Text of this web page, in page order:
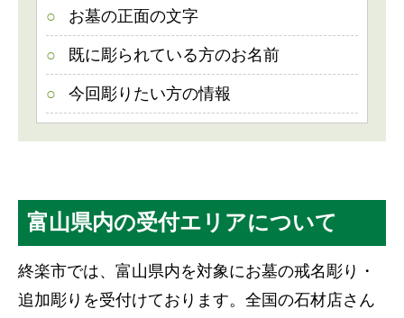
お墓の正面の文字
既に彫られている方のお名前
今回彫りたい方の情報
富山県内の受付エリアについて
終楽市では、富山県内を対象にお墓の戒名彫り・
追加彫りを受付けております。全国の石材店さん